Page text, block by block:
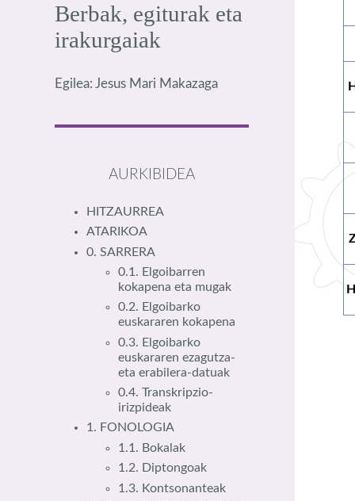
Berbak, egiturak eta
irakurgaiak
Egilea: Jesus Mari Makazaga
AURKIBIDEA
HITZAURREA
ATARIKOA
0. SARRERA
0.1. Elgoibarren
kokapena eta mugak
0.2. Elgoibarko
euskararen kokapena
0.3. Elgoibarko
euskararen ezagutza-
eta erabilera-datuak
0.4. Transkripzio-
irizpideak
1. FONOLOGIA
1.1. Bokalak
1.2. Diptongoak
1.3. Kontsonanteak